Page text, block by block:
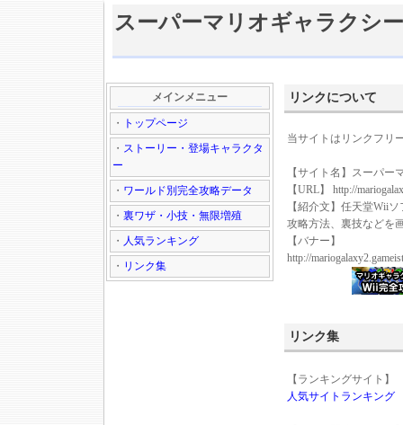
スーパーマリオギャラクシ
メインメニュー
・
トップページ
・ ストーリー・登場キャラクタ
ー
・ ワールド別完全攻略データ
・ 裏ワザ・小技・無限増殖
・ 人気ランキング
・ リンク集
リンクについて
当サイトはリンクフリ
【サイト名】スーパー
【URL】 http://
【紹介文】任天堂Wii
攻略方法、裏技などを
【バナー】
http://
リンク集
【ランキングサイト】
人気サイトランキング